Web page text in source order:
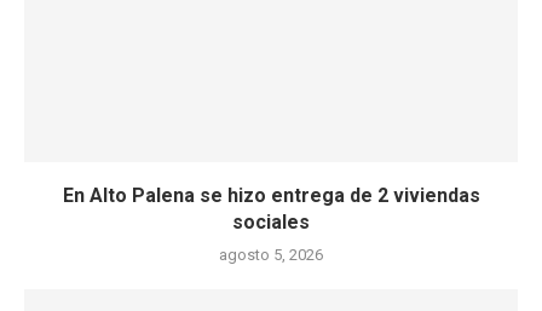
En Alto Palena se hizo entrega de 2 viviendas
sociales
agosto 5, 2026